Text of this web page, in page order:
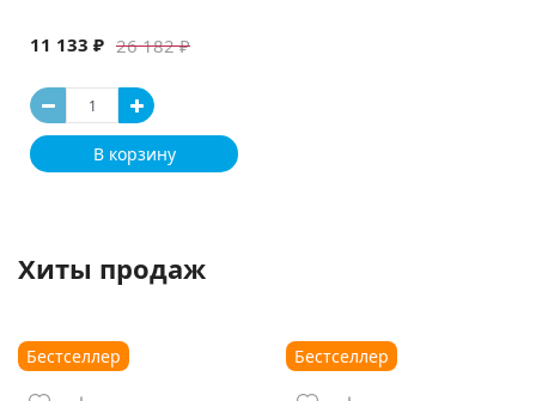
26 182 ₽
11 133 ₽
В корзину
Хиты продаж
Бестселлер Бестселлер